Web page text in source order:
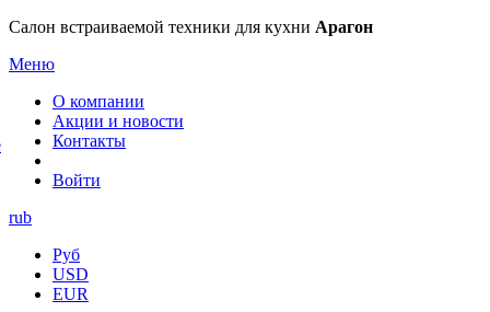
Салон встраиваемой техники для кухни Арагон
Меню
О компании
Акции и новости
Контакты
Войти
rub
Руб
USD
EUR